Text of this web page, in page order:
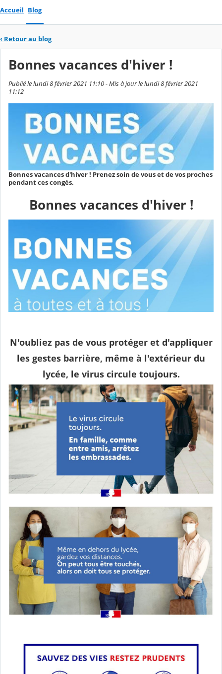
Accueil Blog
‹ Retour au blog
Bonnes vacances d'hiver !
Publié le lundi 8 février 2021 11:10 - Mis à jour le lundi 8 février 2021
11:12
Bonnes vacances d'hiver ! Prenez soin de vous et de vos proches
pendant ces congés.
Bonnes vacances d'hiver !
N'oubliez pas de vous protéger et d'appliquer
les gestes barrière, même à l'extérieur du
lycée, le virus circule toujours.